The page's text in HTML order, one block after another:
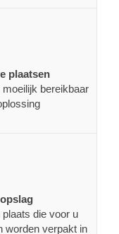
plaatsen
bereikbaar
die voor u
worden verpakt in